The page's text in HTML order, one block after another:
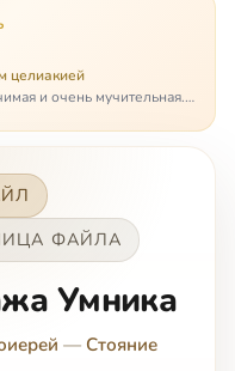
целиакией
и очень мучительная.
не представляя
ФАЙЛА
Умника
— Стояние